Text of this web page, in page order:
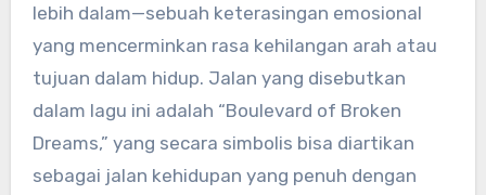
lebih dalam—sebuah keterasingan emosional
yang mencerminkan rasa kehilangan arah atau
tujuan dalam hidup. Jalan yang disebutkan
dalam lagu ini adalah “Boulevard of Broken
Dreams,” yang secara simbolis bisa diartikan
sebagai jalan kehidupan yang penuh dengan